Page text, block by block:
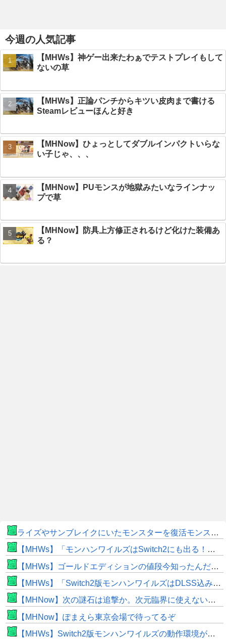
今週の人気記事
【MHWs】神ゲー出来たわぁでテストプレイもして
ないの草
【MHWs】正論パンチからキツい皮肉まで書ける
Steamレビューほんと好き
【MHNow】ひょっとしてダブルインパクトいらな
い子じゃ、、、
【MHNow】PUモンスが地獄みたいなラインナッ
プで草
【MHNow】防具上方修正されるけど化けた装備あ
る？
ライズやサンブレイクにいたモンスターを復活モンスターと呼ぶのはやめよう
【MHWs】「モンハンワイルズはSwitch2にも出る！」👈こいつにかけたい言葉ｗｗｗｗｗｗｗｗｗ
【MHWs】ゴールドエディションの値段今知ったんだけどやっっっっっっすwwwww
【MHWs】「Switch2版モンハンワイルズはDLSS込みで最大1440p動作」
【MHNow】次の謎石は追撃か。次元臨界に使えない時点で闘気活性以下のスキルだわ
【MHNow】ぽまえら東京会場で待ってるぞ
【MHWs】Switch2版モンハンワイルズの動作環境が判明！